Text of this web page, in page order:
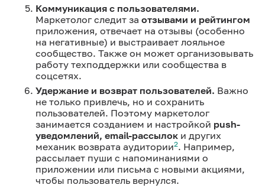
Коммуникация с пользователями.
Маркетолог следит за отзывами и рейтингом
приложения, отвечает на отзывы (особенно
на негативные) и выстраивает лояльное
сообщество. Также он может организовывать
работу техподдержки или сообщества в
соцсетях.
Удержание и возврат пользователей. Важно
не только привлечь, но и сохранить
пользователей. Поэтому маркетолог
занимается созданием и настройкой push-
уведомлений, email-рассылок и других
механик возврата аудитории2. Например,
рассылает пуши с напоминаниями о
приложении или письма с новыми акциями,
чтобы пользователь вернулся.